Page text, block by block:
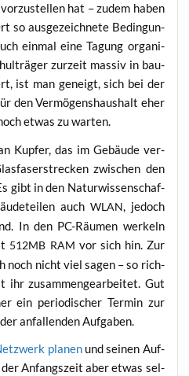
hat – zudem haben
so aus­ge­zeich­ne­te Bedin­gun­
ein­mal eine Tagung orga­ni­
zur­zeit mas­siv in bau­
ist man geneigt, sich bei der
den Ver­mö­gens­haus­halt eher
etwas zu warten.
Kup­fer, das im Gebäu­de ver­
zwi­schen den
gibt in den Natur­wis­sen­schaf­
auch WLAN, jedoch
In den PC-Räu­men wer­keln
512MB RAM vor sich hin. Zur
noch nicht viel sagen – so rich­
ihr zusam­men­ge­ar­bei­tet. Gut
ein peri­odi­scher Ter­min zur
anfal­len­den Aufgaben.
pla­nenund sei­nen Auf­
Anfangs­zeit aber etwas sel­